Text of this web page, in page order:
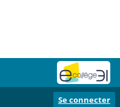
Se connecter